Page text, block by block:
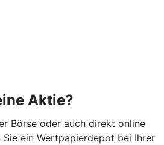
Aktie?
Börse oder auch direkt online
ein Wertpapierdepot bei Ihrer